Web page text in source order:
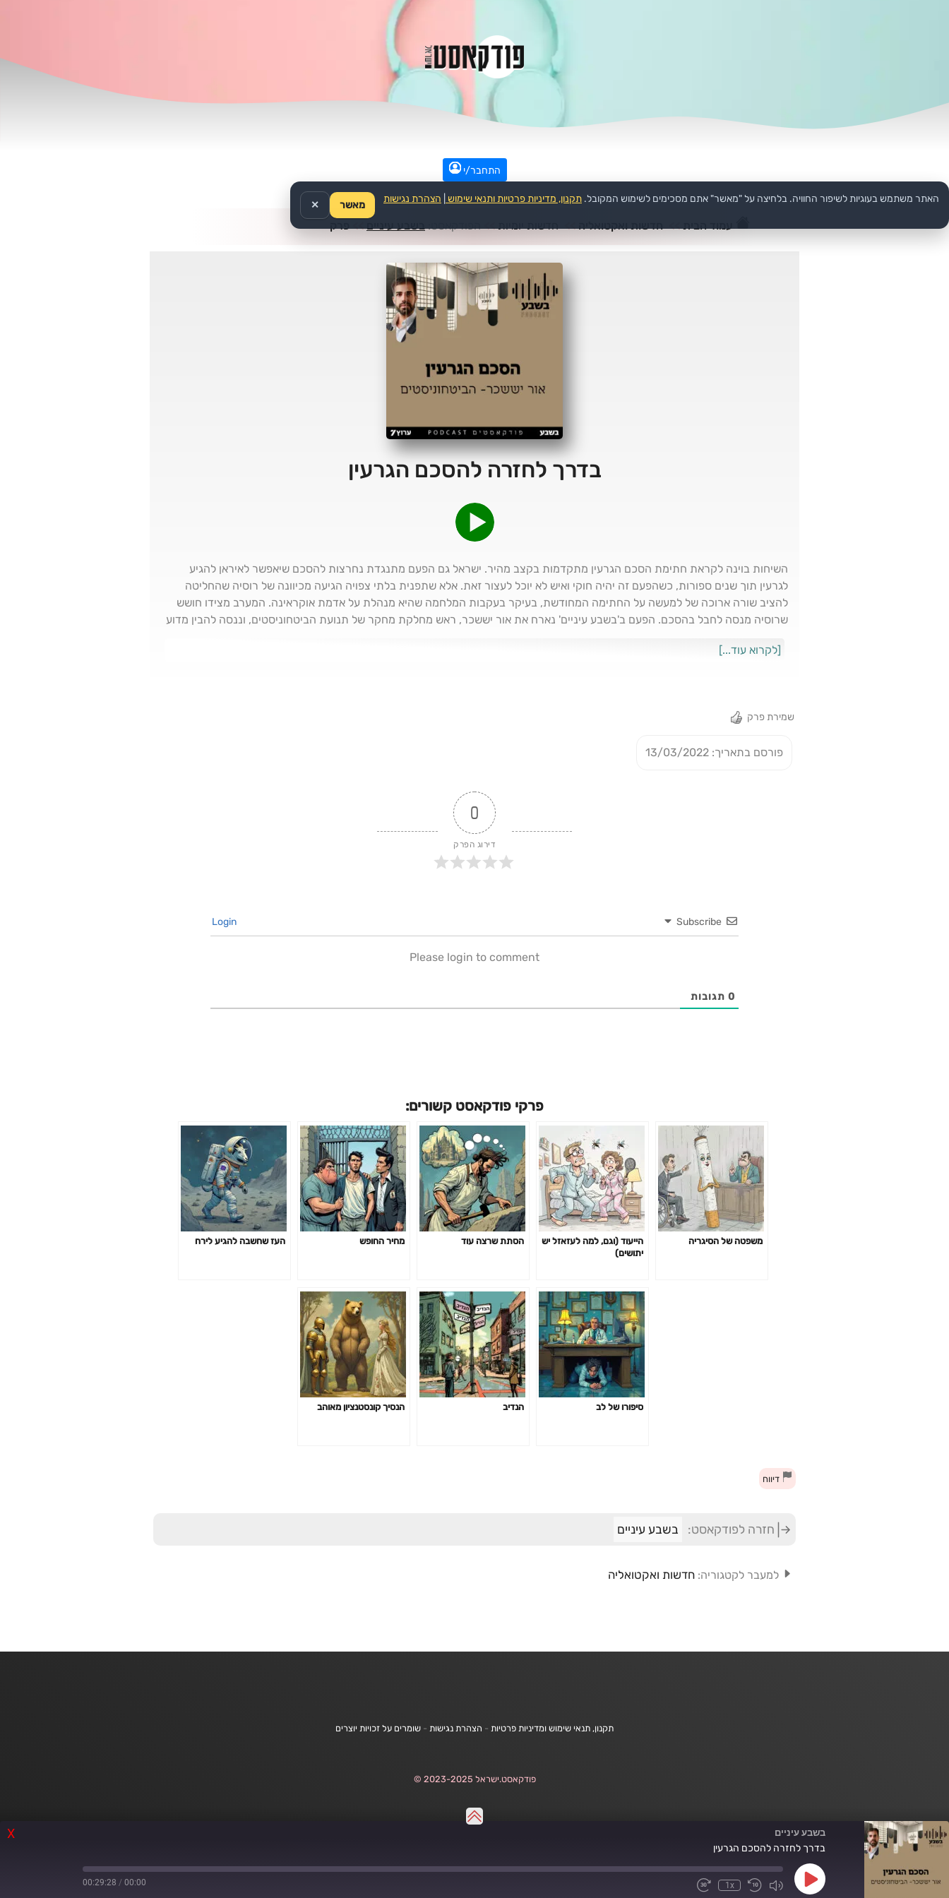
התחבר/י
עמוד הבית >> חדשות ואקטואליה >> חדשות יומיות >>הפודקאסט: בשבע עיניים >>פרק
בדרך לחזרה להסכם הגרעין
X בשבע עיניים
בדרך לחזרה להסכם הגרעין
Play
Episode
Mute/Unmute
Rewind
1x
Fast
00:00
/
00:29:28
השיחות בוינה לקראת חתימת הסכם הגרעין מתקדמות בקצב מהיר. ישראל גם הפעם מתנגדת נחרצות להסכם שיאפשר לאיראן להגיע
לגרעין תוך שנים ספורות, כשהפעם זה יהיה חוקי ואיש לא יוכל לעצור זאת. אלא שתפנית בלתי צפויה הגיעה מכיוונה של רוסיה שהחליטה
להציב שורה ארוכה של למעשה על החתימה המחודשת, בעיקר בעקבות המלחמה שהיא מנהלת על אדמת אוקראינה. המערב מצידו חושש
שרוסיה מנסה לחבל בהסכם. הפעם ב'בשבע עיניים' נארח את אור יששכר, ראש מחלקת מחקר של תנועת הביטחוניסטים, וננסה להבין מדוע
[לקרוא עוד...]
שמירת פרק
פורסם בתאריך: 13/03/2022
0
דירוג הפרק
Subscribe
Please login to comment
0 תגובות
פרקי פודקאסט קשורים:
משפטה של הסיגריה
הייעוד (וגם, למה לעזאזל יש
יתושים)
הסתת שרצה עוד מחיר החופש העז שחשבה להגיע לירח
סיפורו של לב הנדיב הנסיך קונסטנציון מאוהב
דיווח
חזרה לפודקאסט: בשבע עיניים
למעבר לקטגוריה: חדשות ואקטואליה
תקנון, תנאי שימוש ומדיניות פרטיות - הצהרת נגישות - שומרים על זכויות יוצרים
פודקאסט.ישראל 2023-2025 ©
האתר משתמש בעוגיות לשיפור החוויה. בלחיצה על "מאשר" אתם מסכימים לשימוש המקובל. תקנון, מדיניות פרטיות ותנאי שימוש הצהרת נגישות
מאשר ✕